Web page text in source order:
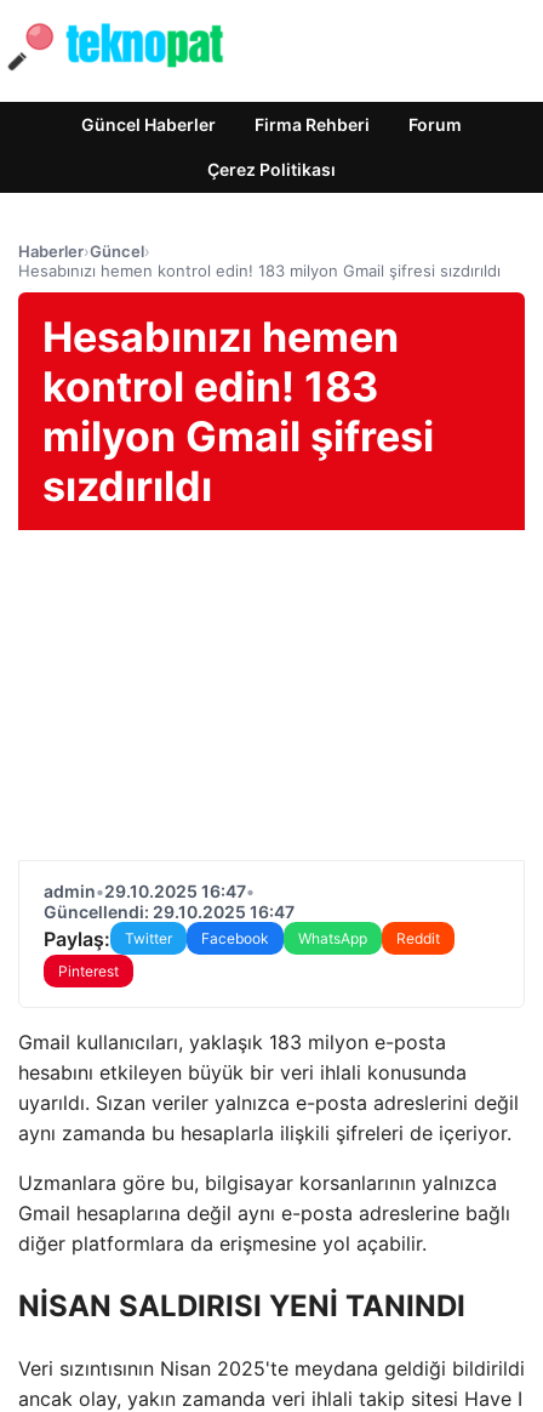
Güncel Haberler Firma Rehberi Forum
Çerez Politikası
Haberler›Güncel›
Hesabınızı hemen kontrol edin! 183 milyon Gmail şifresi sızdırıldı
Hesabınızı hemen
kontrol edin! 183
milyon Gmail şifresi
sızdırıldı
admin•29.10.2025 16:47•
Güncellendi: 29.10.2025 16:47
Paylaş: Twitter Facebook WhatsApp
Reddit
Pinterest
Gmail kullanıcıları, yaklaşık 183 milyon e-posta
hesabını etkileyen büyük bir veri ihlali konusunda
uyarıldı. Sızan veriler yalnızca e-posta adreslerini değil
aynı zamanda bu hesaplarla ilişkili şifreleri de içeriyor.
Uzmanlara göre bu, bilgisayar korsanlarının yalnızca
Gmail hesaplarına değil aynı e-posta adreslerine bağlı
diğer platformlara da erişmesine yol açabilir.
NİSAN SALDIRISI YENİ TANINDI
Veri sızıntısının Nisan 2025'te meydana geldiği bildirildi
ancak olay, yakın zamanda veri ihlali takip sitesi Have I